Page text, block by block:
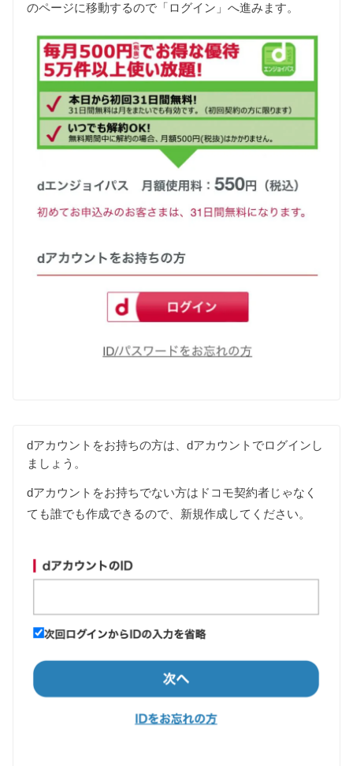
のページに移動するので「ログイン」へ進みます。
dアカウントをお持ちの方は、dアカウントでログインし
ましょう。
dアカウントをお持ちでない方はドコモ契約者じゃなく
ても誰でも作成できるので、新規作成してください。